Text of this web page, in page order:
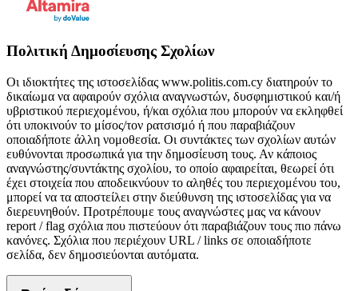
Πολιτική Δημοσίευσης Σχολίων
Οι ιδιοκτήτες της ιστοσελίδας www.politis.com.cy διατηρούν το
δικαίωμα να αφαιρούν σχόλια αναγνωστών, δυσφημιστικού και/ή
υβριστικού περιεχομένου, ή/και σχόλια που μπορούν να εκληφθεί
ότι υποκινούν το μίσος/τον ρατσισμό ή που παραβιάζουν
οποιαδήποτε άλλη νομοθεσία. Οι συντάκτες των σχολίων αυτών
ευθύνονται προσωπικά για την δημοσίευση τους. Αν κάποιος
αναγνώστης/συντάκτης σχολίου, το οποίο αφαιρείται, θεωρεί ότι
έχει στοιχεία που αποδεικνύουν το αληθές του περιεχομένου του,
μπορεί να τα αποστείλει στην διεύθυνση της ιστοσελίδας για να
διερευνηθούν. Προτρέπουμε τους αναγνώστες μας να κάνουν
report / flag σχόλια που πιστεύουν ότι παραβιάζουν τους πιο πάνω
κανόνες. Σχόλια που περιέχουν URL / links σε οποιαδήποτε
σελίδα, δεν δημοσιεύονται αυτόματα.